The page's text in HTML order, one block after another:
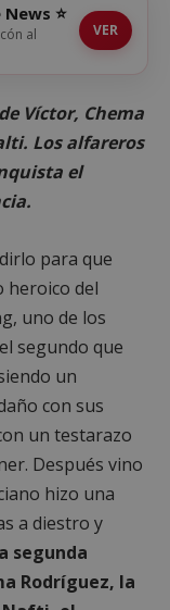
⭐
al
VER
Víctor, Chema
Los alfareros
el
para que
heroico del
uno de los
segundo que
un
con sus
un testarazo
Después vino
hizo una
a diestro y
segunda
Rodríguez, la